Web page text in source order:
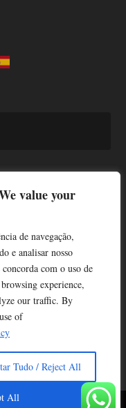
value your
de navegação,
e analisar nosso
com o uso de
experience,
our traffic. By
of
Tudo / Reject All
All